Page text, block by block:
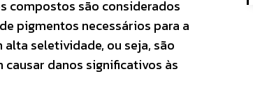
compostos são considerados
pigmentos necessários para a
seletividade, ou seja, são
danos significativos às